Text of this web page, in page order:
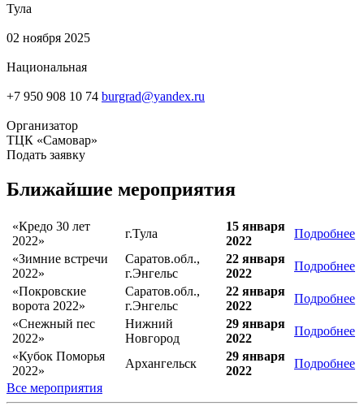
Тула
02 ноября 2025
Национальная
+7 950 908 10 74 burgrad@yandex.ru
Организатор
ТЦК «Самовар»
Подать заявку
Ближайшие мероприятия
«Кредо 30 лет
2022»
г.Тула
15 января
2022
Подробнее
«Зимние встречи
2022»
Саратов.обл.,
г.Энгельс
22 января
2022
Подробнее
«Покровские
ворота 2022»
Саратов.обл.,
г.Энгельс
22 января
2022
Подробнее
«Снежный пес
2022»
Нижний
Новгород
29 января
2022
Подробнее
«Кубок Поморья
2022»
Архангельск
29 января
2022
Подробнее
Все мероприятия